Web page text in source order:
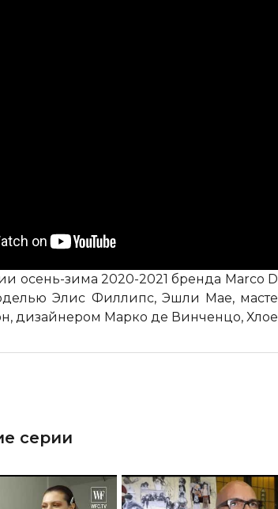
осень-зима 2020-2021 бренда
Элис Филлипс, Эшли Мае,
дизайнером Марко де Винченцо,
серии